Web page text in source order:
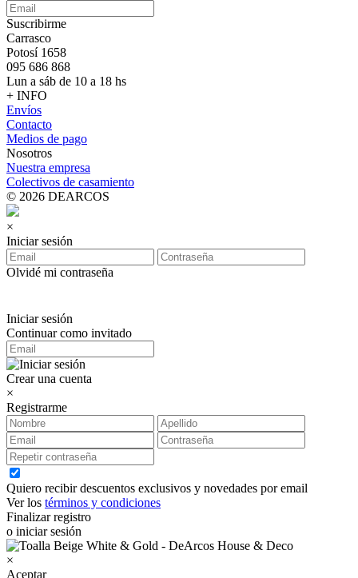
Suscribirme
Carrasco
Potosí 1658
095 686 868
Lun a sáb de 10 a 18 hs
+ INFO
Envíos
Contacto
Medios de pago
Nosotros
Nuestra empresa
Colectivos de casamiento
© 2026 DEARCOS
×
Iniciar sesión
Olvidé mi contraseña
Iniciar sesión
Continuar como invitado
Crear una cuenta
×
Registrarme
Quiero recibir descuentos exclusivos y novedades por email
Ver los términos y condiciones
Finalizar registro
o iniciar sesión
×
Aceptar